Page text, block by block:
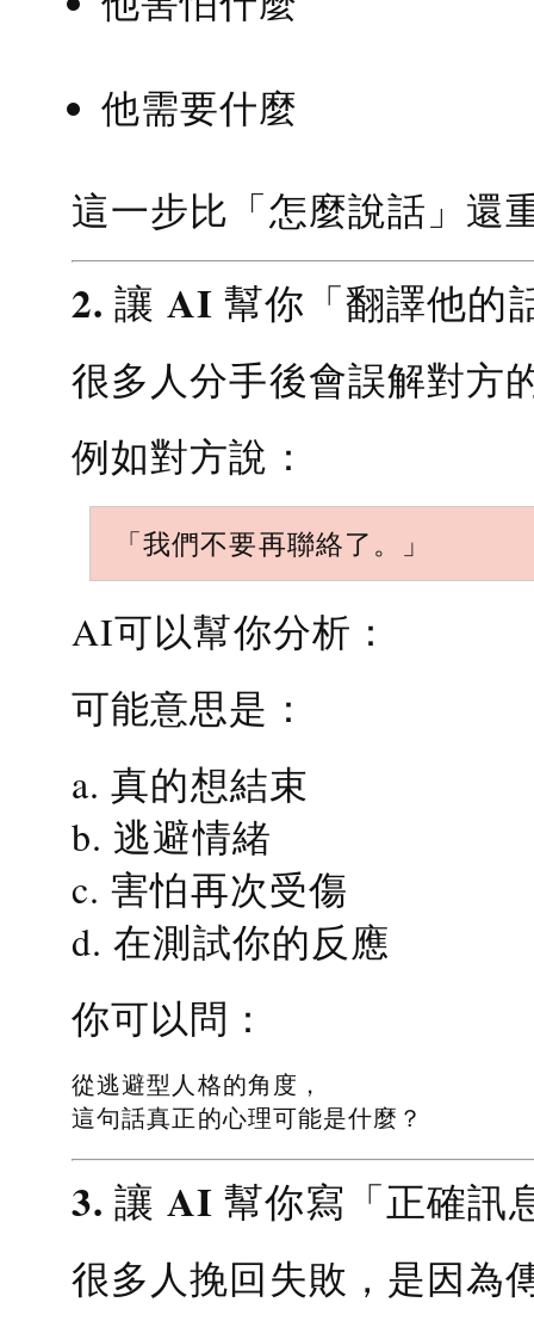
他需要什麼
這一步比「怎麼說話」還
2. 讓 AI 幫你「翻譯他的
很多人分手後會誤解對方
例如對方說：
「我們不要再聯絡了。」
AI可以幫你分析：
可能意思是：
a. 真的想結束
b. 逃避情緒
c. 害怕再次受傷
d. 在測試你的反應
你可以問：
從逃避型人格的角度，
這句話真正的心理可能是什麼？
3. 讓 AI 幫你寫「正確訊
很多人挽回失敗，是因為